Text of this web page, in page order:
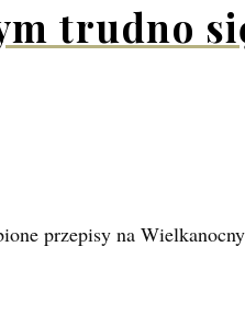
trudno
przepisy na